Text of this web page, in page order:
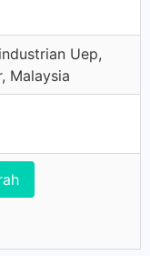
Uep,
Malaysia